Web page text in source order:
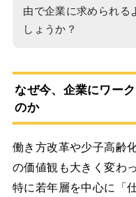
由で企業に求められる
しょうか？
なぜ今、企業にワー
のか
働き方改革や少子高齢
の価値観も大きく変わ
特に若年層を中心に「